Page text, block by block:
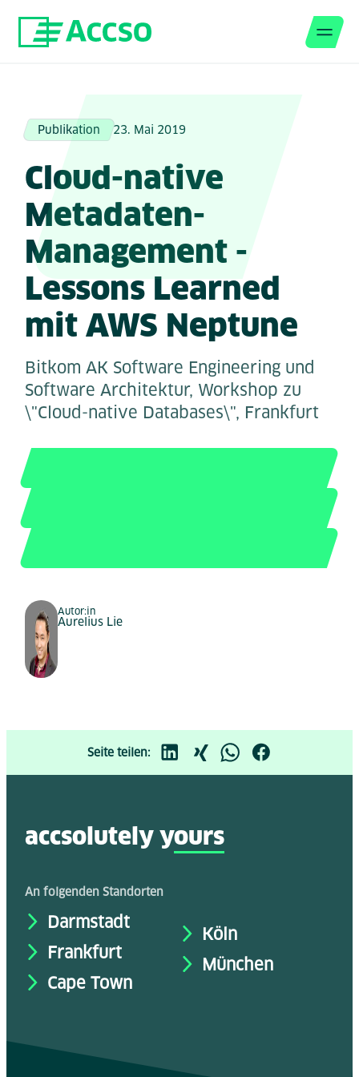
Publikation 23. Mai 2019
Cloud-native
Metadaten-
Management -
Lessons Learned
mit AWS Neptune
Bitkom AK Software Engineering und
Software Architektur, Workshop zu
\"Cloud-native Databases\", Frankfurt
Autor:in
Aurelius Lie
Seite teilen:
accsolutely yours
An folgenden Standorten
Darmstadt
Frankfurt
Cape Town
Köln
München